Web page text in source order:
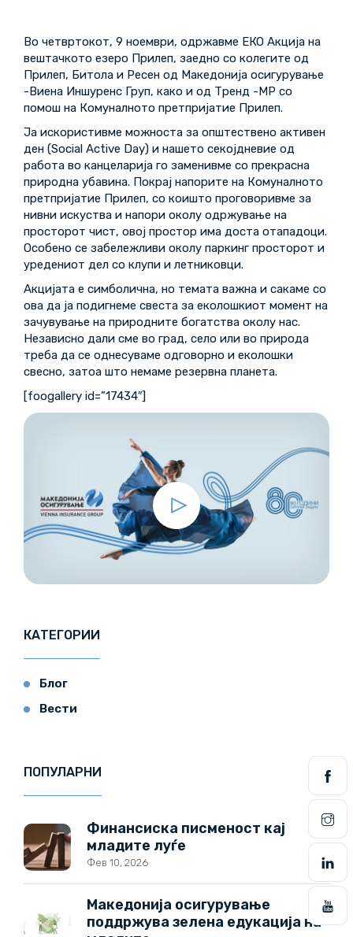
Во четвртокот, 9 ноември, одржавме ЕКО Акција на
вештачкото езеро Прилеп, заедно со колегите од
Прилеп, Битола и Ресен од Македонија осигурување
-Виена Иншуренс Груп, како и од Тренд -МР со
помош на Комуналното претпријатие Прилеп.
Ја искористивме можноста за општествено активен
ден (Social Active Day) и нашето секојдневие од
работа во канцеларија го заменивме со прекрасна
природна убавина. Покрај напорите на Комуналното
претпријатие Прилеп, со коишто проговоривме за
нивни искуства и напори околу одржување на
просторот чист, овој простор има доста отападоци.
Особено се забележливи околу паркинг просторот и
уредениот дел со клупи и летниковци.
Акцијата е симболична, но темата важна и сакаме со
ова да ја подигнеме свеста за еколошкиот момент на
зачувување на природните богатства околу нас.
Независно дали сме во град, село или во природа
треба да се однесуваме одговорно и еколошки
свесно, затоа што немаме резервна планета.
[foogallery id=”17434″]
КАТЕГОРИИ
Блог
Вести
ПОПУЛАРНИ
Финансиска писменост кај
младите луѓе
Фев 10, 2026
Македонија осигурување
поддржува зелена едукација на